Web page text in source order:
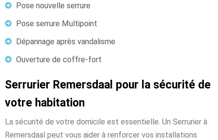
Pose nouvelle serrure
Pose serrure Multipoint
Dépannage après vandalisme
Ouverture de coffre-fort
Serrurier Remersdaal pour la sécurité de
votre habitation
La sécurité de votre domicile est essentielle. Un Serrurier à
Remersdaal peut vous aider à renforcer vos installations